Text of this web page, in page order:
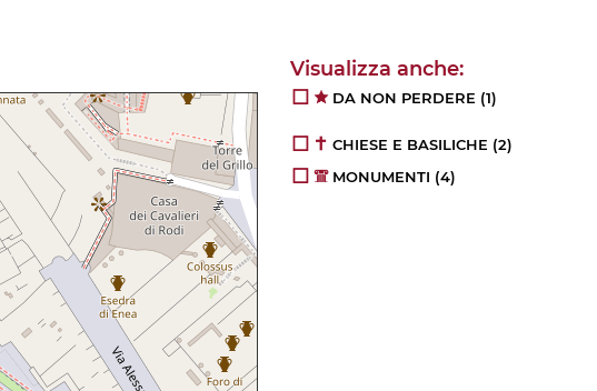
DA NON PERDERE (1)
CHIESE E BASILICHE (2)
MONUMENTI (4)